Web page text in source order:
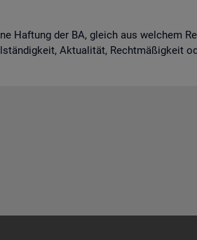
Haf­tung der BA, gleich aus wel­chem
Ak­tua­li­tät, Recht­mä­ßig­keit